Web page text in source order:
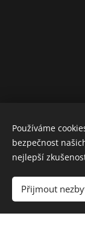
Používáme
bezpečnost
nejlepší
Přijmout